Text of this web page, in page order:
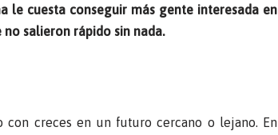
le cuesta conseguir más gente interesada en
salieron rápido sin nada.
creces en un futuro cercano o lejano. En